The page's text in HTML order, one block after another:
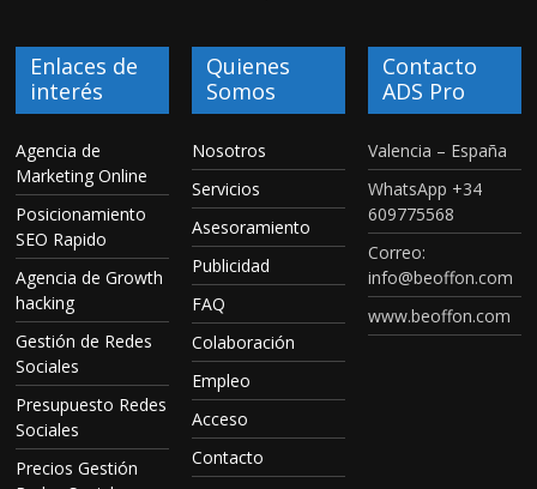
Enlaces de
interés
Agencia de
Marketing Online
Posicionamiento
SEO Rapido
Agencia de Growth
hacking
Gestión de Redes
Sociales
Presupuesto Redes
Sociales
Precios Gestión
Quienes
Somos
Nosotros
Servicios
Asesoramiento
Publicidad
FAQ
Colaboración
Empleo
Acceso
Contacto
Contacto
ADS Pro
Valencia – España
WhatsApp +34
609775568
Correo:
info@beoffon.com
www.beoffon.com